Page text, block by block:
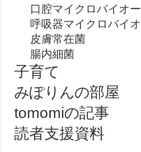
口腔マイクロバイオ
呼吸器マイクロバイ
皮膚常在菌
腸内細菌
子育て
みぽりんの部屋
tomomiの記事
読者支援資料